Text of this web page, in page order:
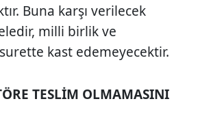
Buna karşı verilecek
milli birlik ve
kast edemeyecektir.
TESLİM OLMAMASINI